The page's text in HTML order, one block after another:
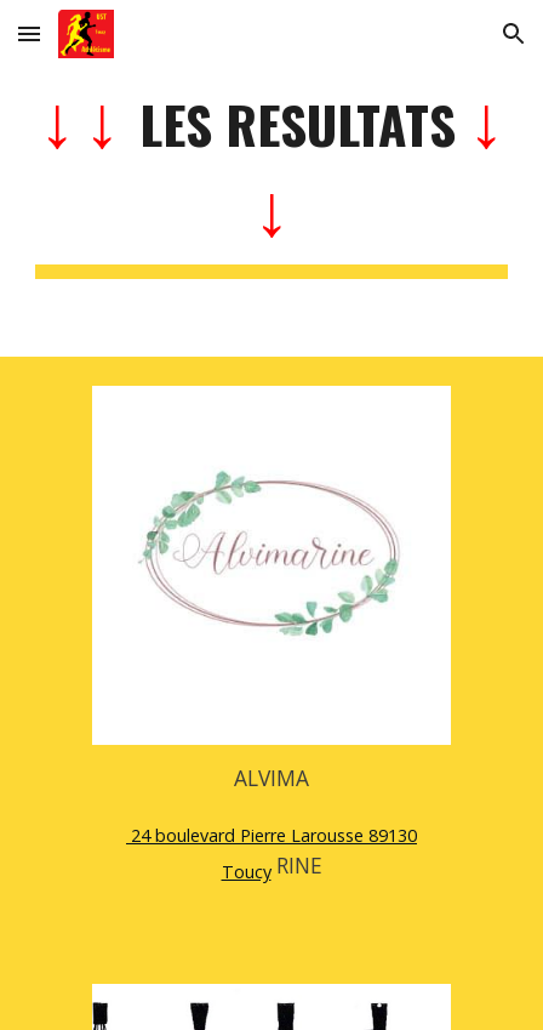
Skip to main content Skip to navigation
↓ ↓ LES RESULTATS ↓
↓
ALVIMA
24 boulevard Pierre Larousse 89130
Toucy RINE